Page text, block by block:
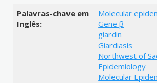
Palavras-chave em
Inglês:
Molecular
Gene β
giardin
Giardiasis
Northwest of
Epidemiology
Molecular